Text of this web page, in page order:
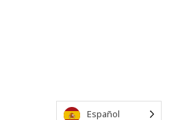
Español